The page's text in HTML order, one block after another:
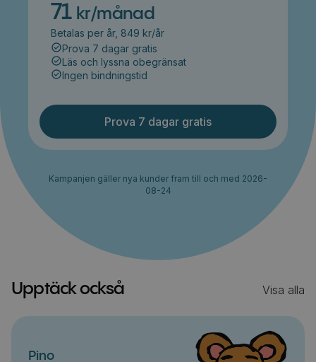
71 kr/månad
Betalas per år, 849 kr/år
Prova 7 dagar gratis
Läs och lyssna obegränsat
Ingen bindningstid
Prova 7 dagar gratis
Kampanjen gäller nya kunder fram till och med 2026-
08-24
Upptäck också Visa alla
Pino